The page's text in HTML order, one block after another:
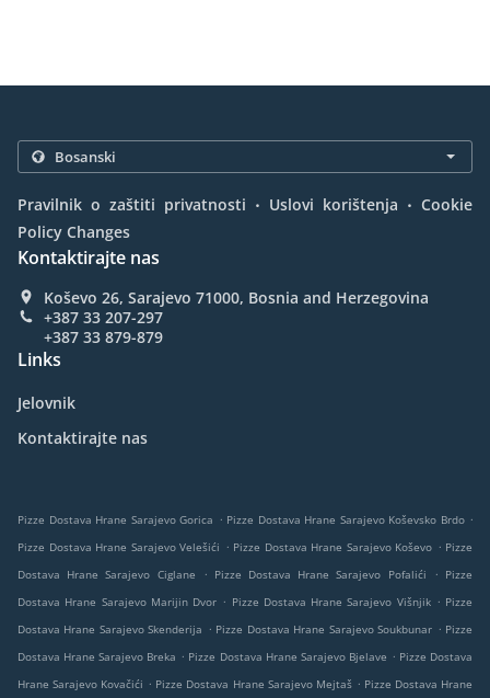
Pravilnik o zaštiti privatnosti . Uslovi korištenja . Cookie
Policy Changes
Kontaktirajte nas
Koševo 26, Sarajevo 71000, Bosnia and Herzegovina
+387 33 207-297
+387 33 879-879
Links
Jelovnik
Kontaktirajte nas
Pizze Dostava Hrane Sarajevo Gorica . Pizze Dostava Hrane Sarajevo Koševsko Brdo .
Pizze Dostava Hrane Sarajevo Velešići . Pizze Dostava Hrane Sarajevo Koševo . Pizze
Dostava Hrane Sarajevo Ciglane
. Pizze Dostava Hrane Sarajevo Pofalići . Pizze
Dostava Hrane Sarajevo Marijin Dvor . Pizze Dostava Hrane Sarajevo Višnjik . Pizze
Dostava Hrane Sarajevo Skenderija . Pizze Dostava Hrane Sarajevo Soukbunar . Pizze
Dostava Hrane Sarajevo Breka . Pizze Dostava Hrane Sarajevo Bjelave . Pizze Dostava
Hrane Sarajevo Kovačići . Pizze Dostava Hrane Sarajevo Mejtaš . Pizze Dostava Hrane